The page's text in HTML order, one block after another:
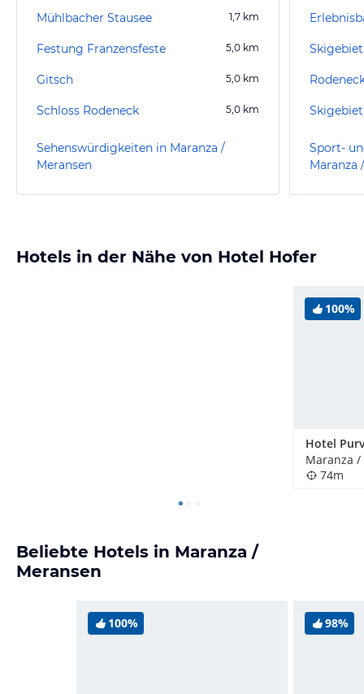
Mühlbacher Stausee 1,7 km
Festung Franzensfeste 5,0 km
Gitsch 5,0 km
Schloss Rodeneck 5,0 km
Sehenswürdigkeiten in Maranza /
Meransen
Sport-
Maranza
Hotels in der Nähe von Hotel Hofer
100%
Maranza
74m
Beliebte Hotels in Maranza /
Meransen
100% 98%